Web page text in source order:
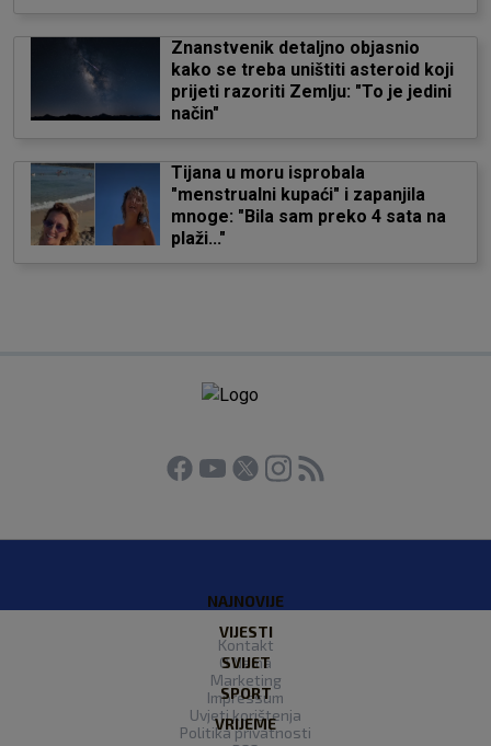
Znanstvenik detaljno objasnio
kako se treba uništiti asteroid koji
prijeti razoriti Zemlju: "To je jedini
način"
Tijana u moru isprobala
"menstrualni kupaći" i zapanjila
mnoge: "Bila sam preko 4 sata na
plaži..."
NAJNOVIJE
VIJESTI
SVIJET
SPORT
VRIJEME
Kontakt
O Nama
Marketing
Impressum
Uvjeti korištenja
Politika privatnosti